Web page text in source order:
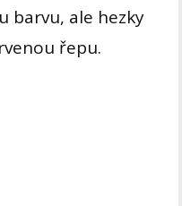
barvu, ale hezky
řepu.